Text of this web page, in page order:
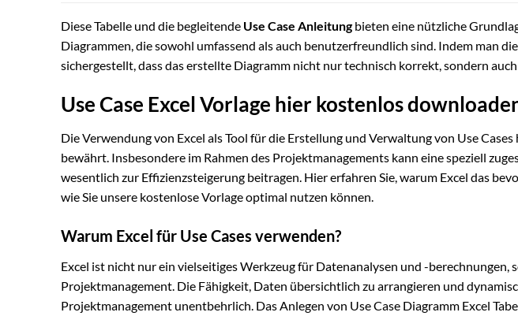
Diese Tabelle und die begleitende Use Case Anleitungbieten eine nützliche
Diagrammen, die sowohl umfassend als auch benutzerfreundlich sind. Indem man
sichergestellt, dass das erstellte Diagramm nicht nur technisch korrekt, sondern
Use Case Excel Vorlage hier kostenlos
Die Verwendung von Excel als Tool für die Erstellung und Verwaltung von Use
bewährt. Insbesondere im Rahmen des Projektmanagements kann eine speziell
wesentlich zur Effizienzsteigerung beitragen. Hier erfahren Sie, warum Excel das
wie Sie unsere kostenlose Vorlage optimal nutzen können.
Warum Excel für Use Cases verwenden?
Excel ist nicht nur ein vielseitiges Werkzeug für Datenanalysen und -berechnungen,
Projektmanagement. Die Fähigkeit, Daten übersichtlich zu arrangieren und
Projektmanagement unentbehrlich. Das Anlegen von Use Case Diagramm Excel